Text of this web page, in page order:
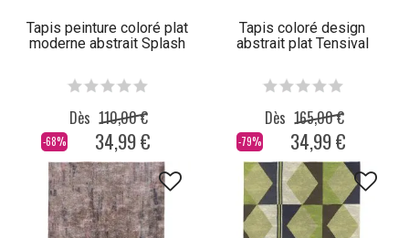
Tapis peinture coloré plat
moderne abstrait Splash
-68%
Dès 110,00 €
34,99 €
Tapis coloré design
abstrait plat Tensival
-79%
Dès 165,00 €
34,99 €